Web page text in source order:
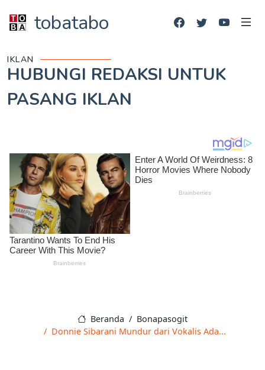
tobatabo
IKLAN
HUBUNGI REDAKSI UNTUK
PASANG IKLAN
Beranda
Bonapasogit
Donnie Sibarani Mundur dari Vokalis Ada...